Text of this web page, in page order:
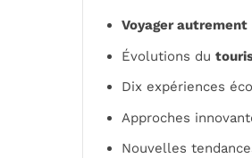
Voyager autrement
Évolutions du
Dix expériences
Approches
Nouvelles